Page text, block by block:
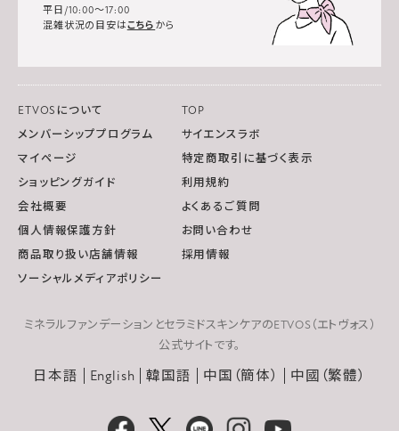
平日/10:00～17:00
混雑状況の目安はこちら から
ETVOSについて
TOP
メンバーシッププログラム
サイエンスラボ
マイページ
特定商取引に基づく表示
ショッピングガイド
利用規約
会社概要
よくあるご質問
個人情報保護方針
お問い合わせ
商品取り扱い店舗情報
採用情報
ソーシャルメディアポリシー
ミネラルファンデーションとセラミドスキンケアのETVOS（エトヴォス）
公式サイトです。
日本語 English 韓国語 中国（簡体） 中國（繁體）